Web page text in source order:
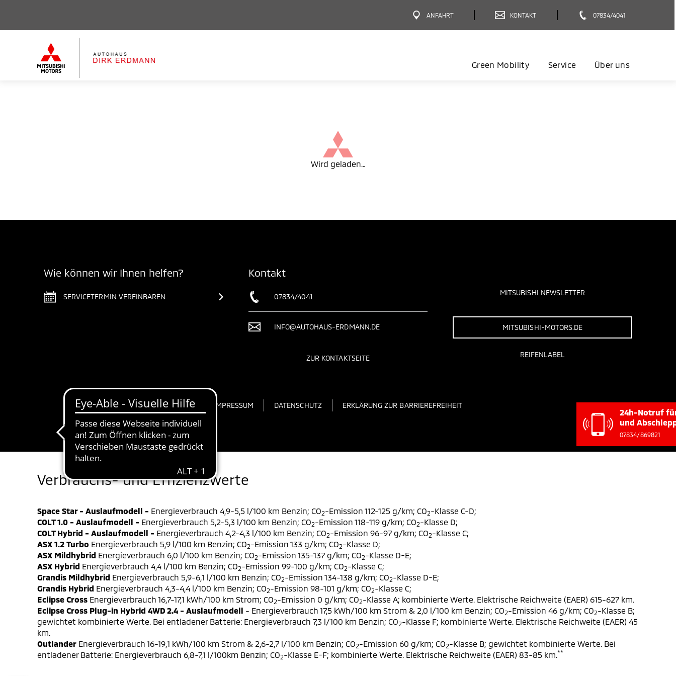
ANFAHRT KONTAKT 07834/4041
Green Mobility Service Über uns
24h-
und
07834/
Wird geladen…
Wie können wir Ihnen helfen?
SERVICETERMIN VEREINBAREN
Kontakt
07834/4041
INFO@AUTOHAUS-ERDMANN.DE
ZUR KONTAKTSEITE
MITSUBISHI NEWSLETTER
MITSUBISHI-MOTORS.DE
REIFENLABEL
IMPRESSUM DATENSCHUTZ ERKLÄRUNG ZUR BARRIEREFREIHEIT
Verbrauchs- und Effizienzwerte
Space Star - Auslaufmodell - Energieverbrauch 4,9-5,5 l/100 km Benzin; CO2-Emission 112-125 g/km; CO2-Klasse C-D;
COLT 1.0 - Auslaufmodell - Energieverbrauch 5,2-5,3 l/100 km Benzin; CO2-Emission 118-119 g/km; CO2-Klasse D;
COLT Hybrid - Auslaufmodell - Energieverbrauch 4,2-4,3 l/100 km Benzin; CO2-Emission 96-97 g/km; CO2-Klasse C;
ASX 1.2 Turbo Energieverbrauch 5,9 l/100 km Benzin; CO2-Emission 133 g/km; CO2-Klasse D;
ASX Mildhybrid Energieverbrauch 6,0 l/100 km Benzin; CO2-Emission 135-137 g/km; CO2-Klasse D-E;
ASX Hybrid Energieverbrauch 4,4 l/100 km Benzin; CO2-Emission 99-100 g/km; CO2-Klasse C;
Grandis Mildhybrid Energieverbrauch 5,9-6,1 l/100 km Benzin; CO2-Emission 134-138 g/km; CO2-Klasse D-E;
Grandis Hybrid Energieverbrauch 4,3-4,4 l/100 km Benzin; CO2-Emission 98-101 g/km; CO2-Klasse C;
Eclipse Cross Energieverbrauch 16,7-17,1 kWh/100 km Strom; CO2-Emission 0 g/km; CO2-Klasse A; kombinierte Werte. Elektrische Reichweite (EAER) 615-627 km.
Eclipse Cross Plug-in Hybrid 4WD 2.4 - Auslaufmodell - Energieverbrauch 17,5 kWh/100 km Strom & 2,0 l/100 km Benzin; CO2-Emission 46 g/km; CO2-Klasse B;
gewichtet kombinierte Werte. Bei entladener Batterie: Energieverbrauch 7,3 l/100 km Benzin; CO2-Klasse F; kombinierte Werte. Elektrische Reichweite (EAER) 45
km.
Outlander Energieverbrauch 16-19,1 kWh/100 km Strom & 2,6-2,7 l/100 km Benzin; CO2-Emission 60 g/km; CO2-Klasse B; gewichtet kombinierte Werte. Bei
entladener Batterie: Energieverbrauch 6,8-7,1 l/100km Benzin; CO2-Klasse E-F; kombinierte Werte. Elektrische Reichweite (EAER) 83-85 km.**